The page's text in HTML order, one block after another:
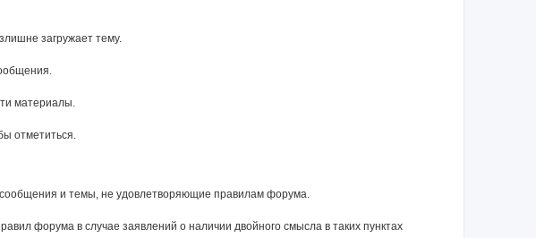
загружает тему.
материалы.
отметиться.
и темы, не удовлетворяющие правилам форума.
форума в случае заявлений о наличии двойного смысла в таких пунктах